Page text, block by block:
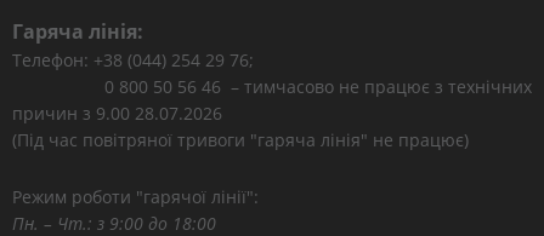
Гаряча лінія:
Телефон: +38 (044) 254 29 76;
0 800 50 56 46 – тимчасово не працює з технічних
причин з 9.00 28.07.2026
(Під час повітряної тривоги "гаряча лінія" не працює)
Режим роботи "гарячої лінії":
Пн. – Чт.: з 9:00 до 18:00